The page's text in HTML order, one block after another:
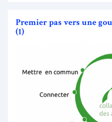
Premier pas vers une
(1)